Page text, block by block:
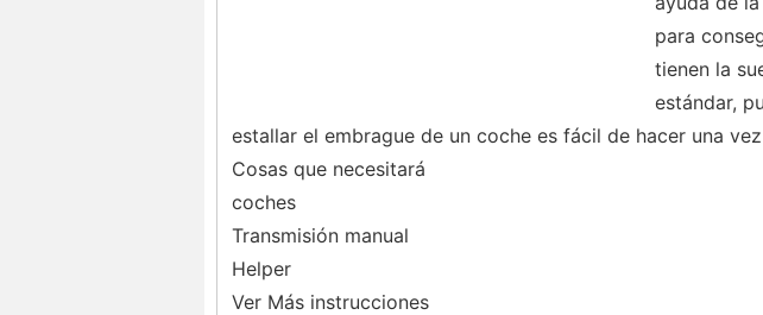
para
tienen la
estándar,
estallar el embrague de un coche es fácil de hacer una
Cosas que necesitará
coches
Transmisión manual
Helper
Ver Más instrucciones